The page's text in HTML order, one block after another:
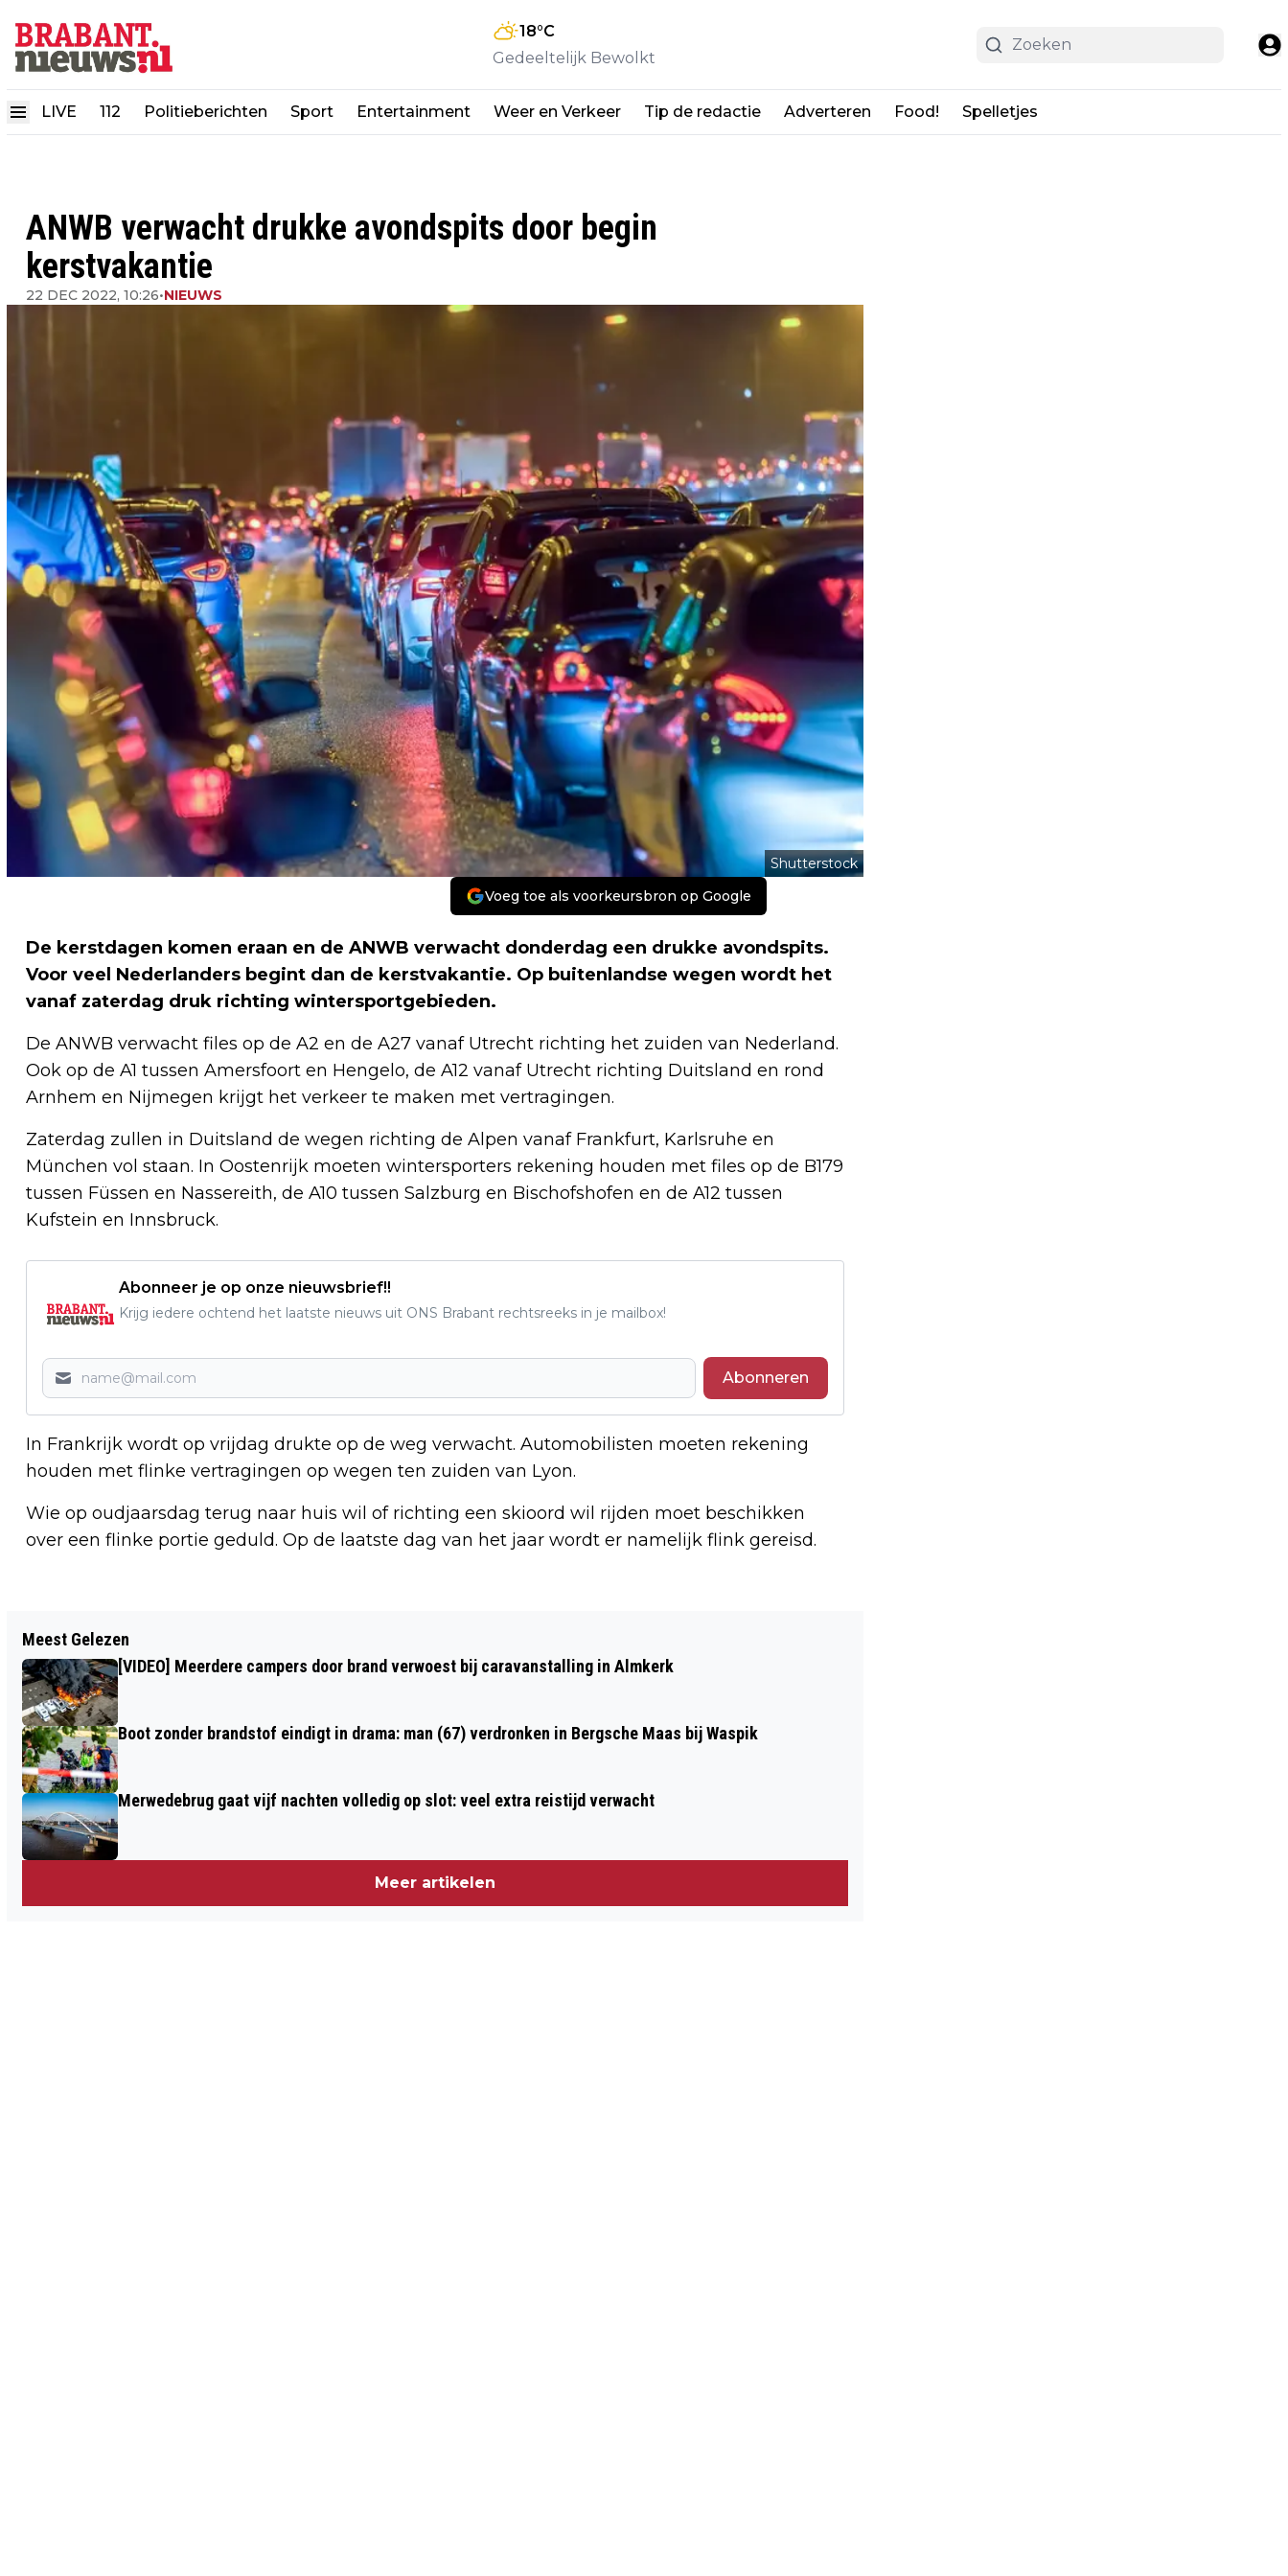
18°C
Gedeeltelijk Bewolkt
LIVE 112 Politieberichten Sport Entertainment Weer en Verkeer Tip de redactie Adverteren Food! Spelletjes
ANWB verwacht drukke avondspits door begin
kerstvakantie
22 DEC 2022, 10:26•NIEUWS
Shutterstock
Voeg toe als voorkeursbron op Google
De kerstdagen komen eraan en de ANWB verwacht donderdag een drukke avondspits.
Voor veel Nederlanders begint dan de kerstvakantie. Op buitenlandse wegen wordt het
vanaf zaterdag druk richting wintersportgebieden.
De ANWB verwacht files op de A2 en de A27 vanaf Utrecht richting het zuiden van Nederland.
Ook op de A1 tussen Amersfoort en Hengelo, de A12 vanaf Utrecht richting Duitsland en rond
Arnhem en Nijmegen krijgt het verkeer te maken met vertragingen.
Zaterdag zullen in Duitsland de wegen richting de Alpen vanaf Frankfurt, Karlsruhe en
München vol staan. In Oostenrijk moeten wintersporters rekening houden met files op de B179
tussen Füssen en Nassereith, de A10 tussen Salzburg en Bischofshofen en de A12 tussen
Kufstein en Innsbruck.
Abonneer je op onze nieuwsbrief!!
Krijg iedere ochtend het laatste nieuws uit ONS Brabant rechtsreeks in je mailbox!
Abonneren
In Frankrijk wordt op vrijdag drukte op de weg verwacht. Automobilisten moeten rekening
houden met flinke vertragingen op wegen ten zuiden van Lyon.
Wie op oudjaarsdag terug naar huis wil of richting een skioord wil rijden moet beschikken
over een flinke portie geduld. Op de laatste dag van het jaar wordt er namelijk flink gereisd.
DODE BIJ SCHIETPARTIJ TANKSTATION
TILBURG
IN GEERTRUIDENBERG
Meest Gelezen
[VIDEO] Meerdere campers door brand verwoest bij caravanstalling in Almkerk
Boot zonder brandstof eindigt in drama: man (67) verdronken in Bergsche Maas bij Waspik
Merwedebrug gaat vijf nachten volledig op slot: veel extra reistijd verwacht
Meer artikelen